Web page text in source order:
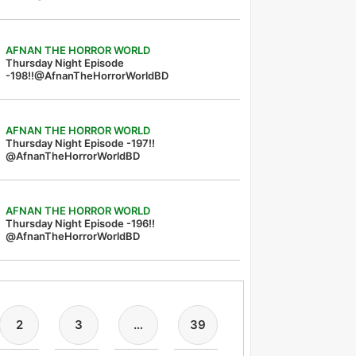
AFNAN THE HORROR WORLD
Thursday Night Episode
-198!!@AfnanTheHorrorWorldBD
AFNAN THE HORROR WORLD
Thursday Night Episode -197!!‪
@AfnanTheHorrorWorldBD‬
AFNAN THE HORROR WORLD
Thursday Night Episode -196!!
@AfnanTheHorrorWorldBD
2 3 … 39